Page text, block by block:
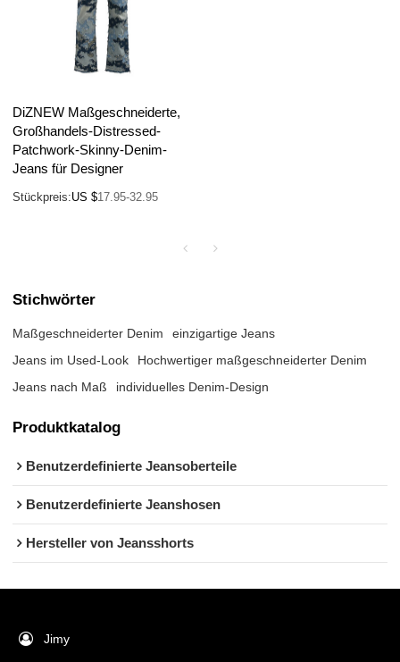
DiZNEW Maßgeschneiderte,
Großhandels-Distressed-
Patchwork-Skinny-Denim-
Jeans für Designer
Stückpreis:US $17.95-32.95
Stichwörter
Maßgeschneiderter Denim
einzigartige Jeans
Jeans im Used-Look
Hochwertiger maßgeschneiderter Denim
Jeans nach Maß
individuelles Denim-Design
Produktkatalog
Benutzerdefinierte Jeansoberteile
Benutzerdefinierte Jeanshosen
Hersteller von Jeansshorts
Jimy